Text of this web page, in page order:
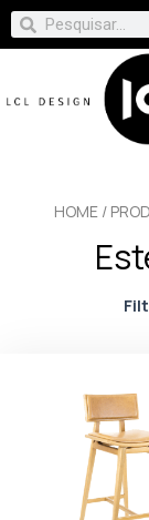
HOME /